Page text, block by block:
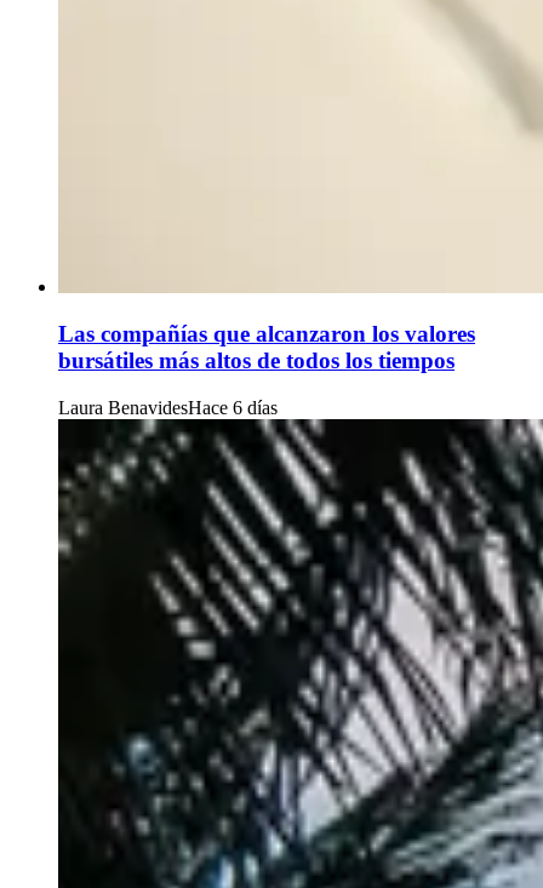
Las compañías que alcanzaron los valores
bursátiles más altos de todos los tiempos
Laura BenavidesHace 6 días